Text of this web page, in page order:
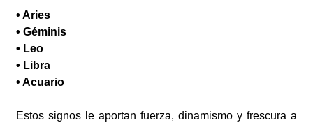
• Aries
• Géminis
• Leo
• Libra
• Acuario
Estos signos le aportan fuerza, dinamismo y frescura a